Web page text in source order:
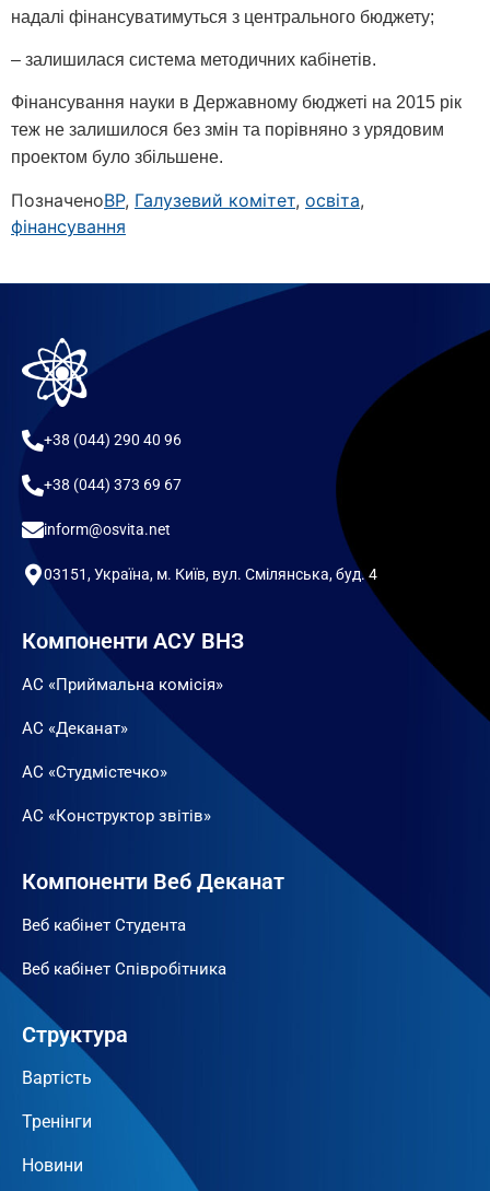
надалі фінансуватимуться з центрального бюджету;
– залишилася система методичних кабінетів.
Фінансування науки в Державному бюджеті на 2015 рік
теж не залишилося без змін та порівняно з урядовим
проектом було збільшене.
ПозначеноВР, Галузевий комітет, освіта,
фінансування
+38 (044) 290 40 96
+38 (044) 373 69 67
inform@osvita.net
03151, Україна, м. Київ, вул. Смілянська, буд. 4
Компоненти АСУ ВНЗ
АС «Приймальна комісія»
АС «Деканат»
АС «Студмістечко»
АС «Конструктор звітів»
Компоненти Веб Деканат
Веб кабінет Студента
Веб кабінет Співробітника
Структура
Вартість
Тренінги
Новини